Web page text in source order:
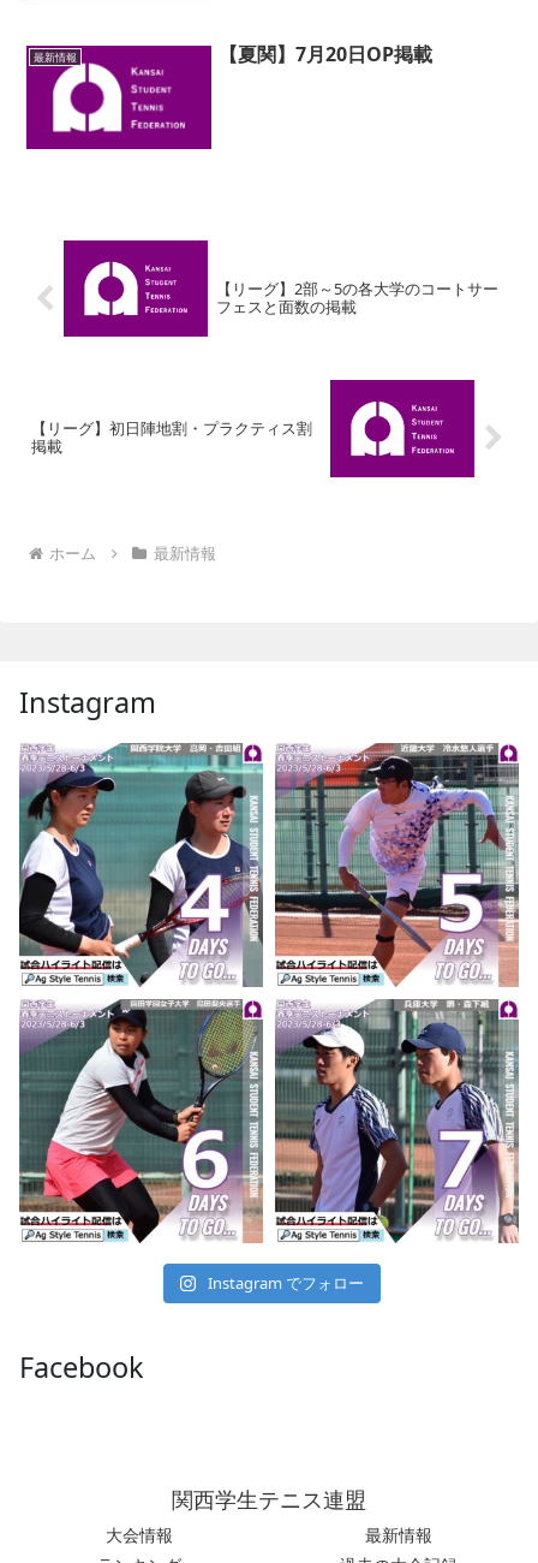
最新情報 【夏関】7月20日OP掲載
【リーグ】2部～5の各大学のコートサー
フェスと面数の掲載
【リーグ】初日陣地割・プラクティス割
掲載
ホーム 最新情報
Instagram
Instagram でフォロー
Facebook
関西学生テニス連盟
大会情報
最新情報